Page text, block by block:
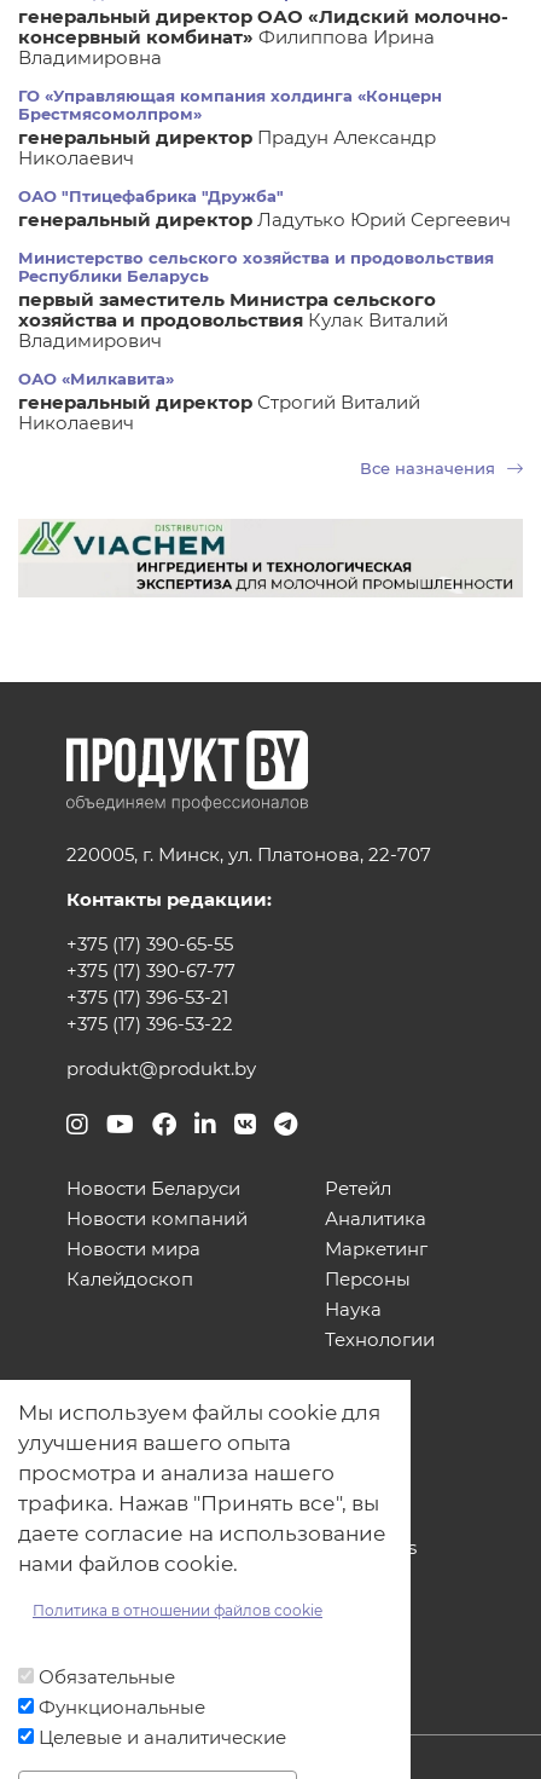
генеральный директор ОАО «Лидский молочно-
консервный комбинат» Филиппова Ирина
Владимировна
ГО «Управляющая компания холдинга «Концерн
Брестмясомолпром»
генеральный директор Прадун Александр
Николаевич
ОАО "Птицефабрика "Дружба"
генеральный директор Ладутько Юрий Сергеевич
Министерство сельского хозяйства и продовольствия
Республики Беларусь
первый заместитель Министра сельского
хозяйства и продовольствия Кулак Виталий
Владимирович
ОАО «Милкавита»
генеральный директор Строгий Виталий
Николаевич
Все назначения
220005, г. Минск, ул. Платонова, 22-707
Контакты редакции:
+375 (17) 390-65-55
+375 (17) 390-67-77
+375 (17) 396-53-21
+375 (17) 396-53-22
produkt@produkt.by
Новости Беларуси
Новости компаний
Новости мира
Калейдоскоп
Ретейл
Аналитика
Маркетинг
Персоны
Наука
Технологии
О нас
Наши проекты
Связь с нами
Общая политика обработки
персональных данных
Политика обработки файлов Cookies
Политика обработки персональных
данных для мероприятий
Мы используем файлы cookie для
улучшения вашего опыта
просмотра и анализа нашего
трафика. Нажав "Принять все", вы
даете согласие на использование
нами файлов cookie.
Политика в отношении файлов cookie
Обязательные
Функциональные
Целевые и аналитические